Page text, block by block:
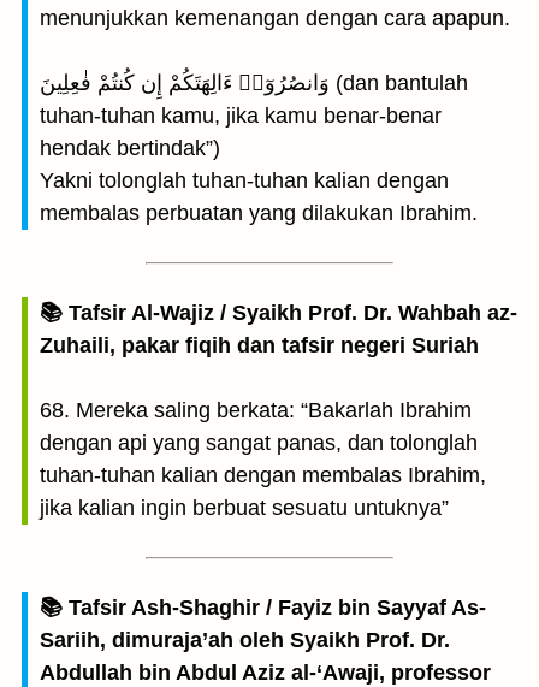
menunjukkan kemenangan dengan cara apapun.
وَانصُرُوٓا۟ ءَالِهَتَكُمْ إِن كُنتُمْ فٰعِلِينَ (dan bantulah
tuhan-tuhan kamu, jika kamu benar-benar
hendak bertindak”)
Yakni tolonglah tuhan-tuhan kalian dengan
membalas perbuatan yang dilakukan Ibrahim.
📚 Tafsir Al-Wajiz / Syaikh Prof. Dr. Wahbah az-
Zuhaili, pakar fiqih dan tafsir negeri Suriah
68. Mereka saling berkata: “Bakarlah Ibrahim
dengan api yang sangat panas, dan tolonglah
tuhan-tuhan kalian dengan membalas Ibrahim,
jika kalian ingin berbuat sesuatu untuknya”
📚 Tafsir Ash-Shaghir / Fayiz bin Sayyaf As-
Sariih, dimuraja’ah oleh Syaikh Prof. Dr.
Abdullah bin Abdul Aziz al-‘Awaji, professor